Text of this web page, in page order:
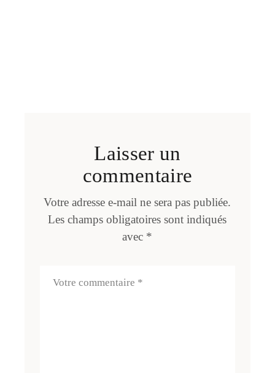
Laisser un
commentaire
Votre adresse e-mail ne sera pas publiée.
Les champs obligatoires sont indiqués
avec *